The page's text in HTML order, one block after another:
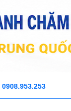
0908.953.253